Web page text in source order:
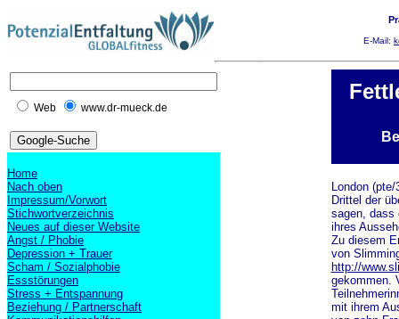
E-Mail:
Web www.dr-mueck.de
Home
Nach oben
Impressum/Vorwort
Stichwortverzeichnis
Neues auf dieser Website
Angst / Phobie
Depression + Trauer
Scham / Sozialphobie
Essstörungen
Stress + Entspannung
Beziehung / Partnerschaft
London
Drittel der
sagen, dass
ihres
Zu diesem
von
http://
gekommen.
mit ihrem